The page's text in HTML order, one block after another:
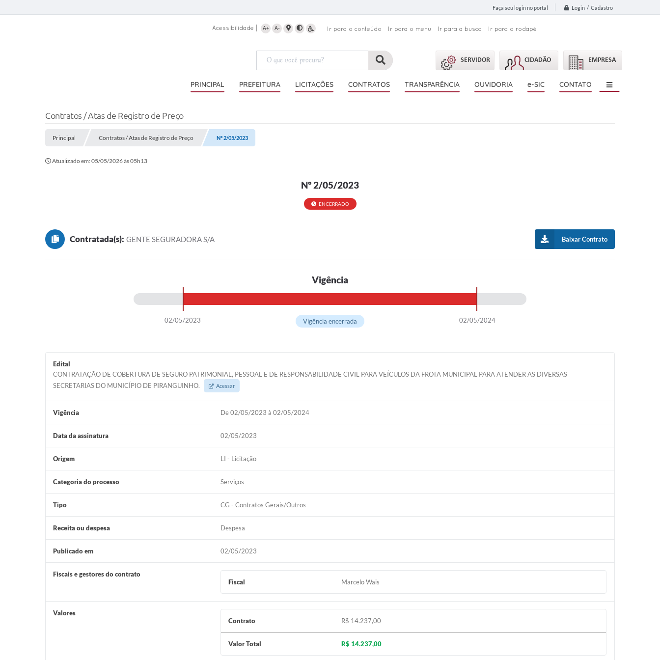
Faça seu login no portal Login / Cadastro
Acessibilidade A+ A- Ir para o conteúdo Ir para o menu Ir para a busca Ir para o rodapé
SERVIDOR CIDADÃO EMPRESA
PRINCIPAL PREFEITURA LICITAÇÕES CONTRATOS TRANSPARÊNCIA OUVIDORIA e-SIC CONTATO
Contratos / Atas de Registro de Preço
Principal Contratos / Atas de Registro de Preço Nº 2/05/2023
Atualizado em: 05/05/2026 às 05h13
Nº 2/05/2023
ENCERRADO
Contratada(s): GENTE SEGURADORA S/A Baixar Contrato
Vigência
02/05/2023 02/05/2024
Vigência encerrada
Edital
CONTRATAÇÃO DE COBERTURA DE SEGURO PATRIMONIAL, PESSOAL E DE RESPONSABILIDADE CIVIL PARA VEÍCULOS DA FROTA MUNICIPAL PARA ATENDER AS DIVERSAS
SECRETARIAS DO MUNICÍPIO DE PIRANGUINHO.
Acessar
Vigência De 02/05/2023 à 02/05/2024
Data da assinatura 02/05/2023
Origem LI - Licitação
Categoria do processo Serviços
Tipo CG - Contratos Gerais/Outros
Receita ou despesa Despesa
Publicado em 02/05/2023
Fiscais e gestores do contrato
Fiscal
Marcelo Wais
Valores
Contrato
R$ 14.237,00
Valor Total R$ 14.237,00